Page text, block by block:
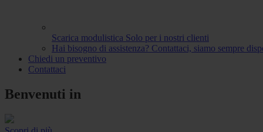
Scarica modulistica Solo per i nostri clienti
Hai bisogno di assistenza? Contattaci, siamo sempre
Chiedi un preventivo
Contattaci
Benvenuti in